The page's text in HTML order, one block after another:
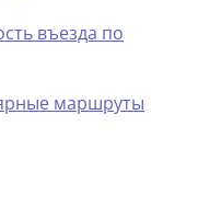
въезда по
маршруты